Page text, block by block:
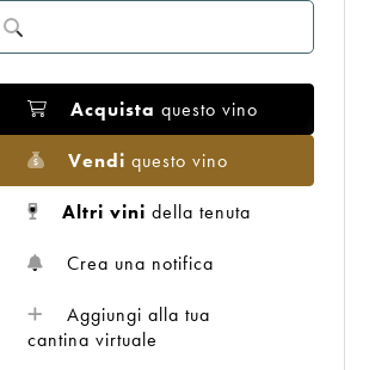
Acquista questo vino
Vendi questo vino
Altri vini della tenuta
Crea una notifica
Aggiungi alla tua
cantina virtuale